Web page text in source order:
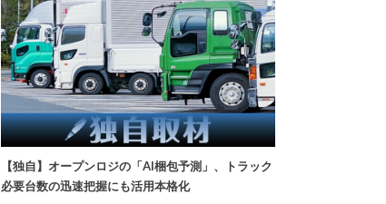
【独自】オープンロジの「AI梱包予測」、トラック
必要台数の迅速把握にも活用本格化